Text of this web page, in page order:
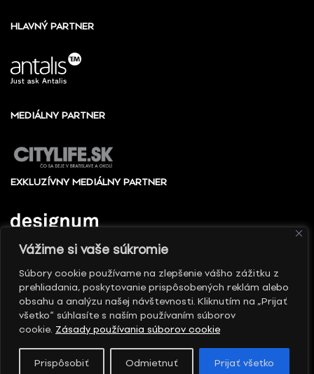
Vážime si vaše súkromie
Súbory cookie používame na zlepšenie vášho zážitku z
prehliadania, poskytovanie prispôsobených reklám alebo
obsahu a analýzu našej návštevnosti. Kliknutím na „Prijať
všetko“ súhlasíte s naším používaním súborov
cookie. Zásady používania súborov cookie
Prispôsobiť Odmietnuť Prijať všetko
HLAVNÝ PARTNER
MEDIÁLNY PARTNER
EXKLUZÍVNY MEDIÁLNY PARTNER
© 2010 - 2026 Slovenské centrum dizajnu, Všetky
práva vyhradené